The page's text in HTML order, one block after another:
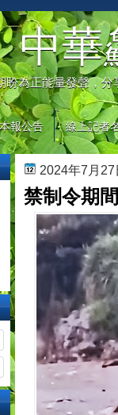
中華
盼為正能量發聲，
本報公告 線上記者
2024年7月
禁制令期